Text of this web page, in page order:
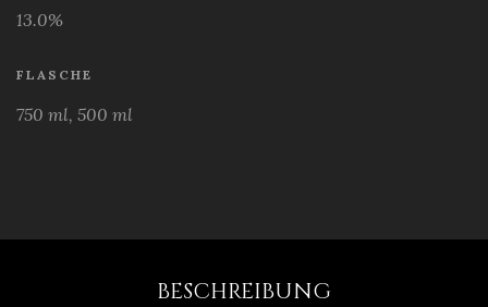
13.0%
FLASCHE
750 ml, 500 ml
BESCHREIBUNG